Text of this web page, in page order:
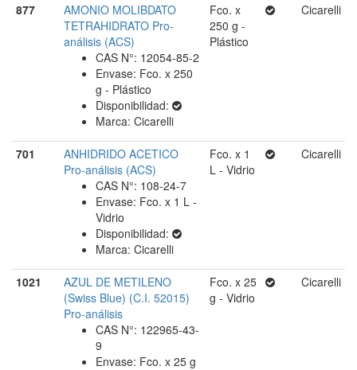
877
AMONIO MOLIBDATO
TETRAHIDRATO Pro-
análisis (ACS)
CAS N°: 12054-85-2
Envase: Fco. x 250
g - Plástico
Disponibilidad:
Marca: Cicarelli
Fco. x
250 g -
Plástico
Cicarelli
701
ANHIDRIDO ACETICO
Pro-análisis (ACS)
CAS N°: 108-24-7
Envase: Fco. x 1 L -
Vidrio
Disponibilidad:
Marca: Cicarelli
Fco. x 1
L - Vidrio
Cicarelli
1021
AZUL DE METILENO
(Swiss Blue) (C.I. 52015)
Pro-análisis
CAS N°: 122965-43-
9
Envase: Fco. x 25 g
Fco. x 25
g - Vidrio
Cicarelli